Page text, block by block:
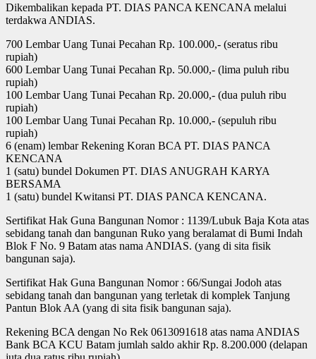
Dikembalikan kepada PT. DIAS PANCA KENCANA melalui
terdakwa ANDIAS.
700 Lembar Uang Tunai Pecahan Rp. 100.000,- (seratus ribu
rupiah)
600 Lembar Uang Tunai Pecahan Rp. 50.000,- (lima puluh ribu
rupiah)
100 Lembar Uang Tunai Pecahan Rp. 20.000,- (dua puluh ribu
rupiah)
100 Lembar Uang Tunai Pecahan Rp. 10.000,- (sepuluh ribu
rupiah)
6 (enam) lembar Rekening Koran BCA PT. DIAS PANCA
KENCANA
1 (satu) bundel Dokumen PT. DIAS ANUGRAH KARYA
BERSAMA
1 (satu) bundel Kwitansi PT. DIAS PANCA KENCANA.
Sertifikat Hak Guna Bangunan Nomor : 1139/Lubuk Baja Kota atas
sebidang tanah dan bangunan Ruko yang beralamat di Bumi Indah
Blok F No. 9 Batam atas nama ANDIAS. (yang di sita fisik
bangunan saja).
Sertifikat Hak Guna Bangunan Nomor : 66/Sungai Jodoh atas
sebidang tanah dan bangunan yang terletak di komplek Tanjung
Pantun Blok AA (yang di sita fisik bangunan saja).
Rekening BCA dengan No Rek 0613091618 atas nama ANDIAS
Bank BCA KCU Batam jumlah saldo akhir Rp. 8.200.000 (delapan